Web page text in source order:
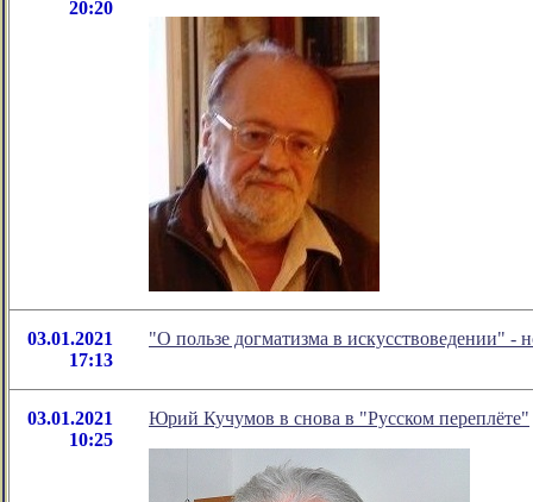
20:20
03.01.2021
17:13
"О пользе догматизма в искусствоведении"
03.01.2021
10:25
Юрий Кучумов в снова в "Русском переплёте"